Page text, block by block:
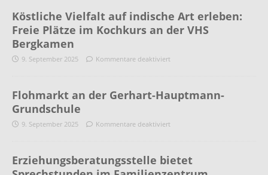
Köstliche Vielfalt auf indische Art erleben:
Freie Plätze im Kochkurs an der VHS
Bergkamen
9. September 2025 Kommentare deaktiviert
Flohmarkt an der Gerhart-Hauptmann-
Grundschule
9. September 2025 Kommentare deaktiviert
Erziehungsberatungsstelle bietet